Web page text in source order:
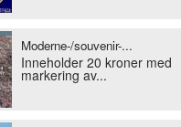
Moderne-/souvenir-...
Inneholder 20 kroner med
markering av...